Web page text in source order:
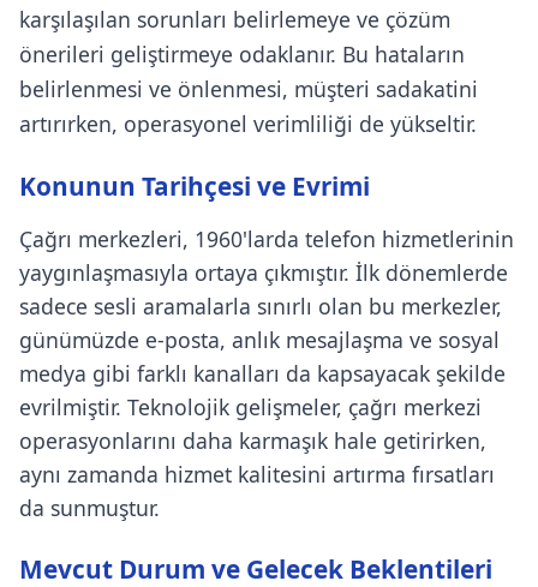
karşılaşılan sorunları belirlemeye ve çözüm
önerileri geliştirmeye odaklanır. Bu hataların
belirlenmesi ve önlenmesi, müşteri sadakatini
artırırken, operasyonel verimliliği de yükseltir.
Konunun Tarihçesi ve Evrimi
Çağrı merkezleri, 1960'larda telefon hizmetlerinin
yaygınlaşmasıyla ortaya çıkmıştır. İlk dönemlerde
sadece sesli aramalarla sınırlı olan bu merkezler,
günümüzde e-posta, anlık mesajlaşma ve sosyal
medya gibi farklı kanalları da kapsayacak şekilde
evrilmiştir. Teknolojik gelişmeler, çağrı merkezi
operasyonlarını daha karmaşık hale getirirken,
aynı zamanda hizmet kalitesini artırma fırsatları
da sunmuştur.
Mevcut Durum ve Gelecek Beklentileri